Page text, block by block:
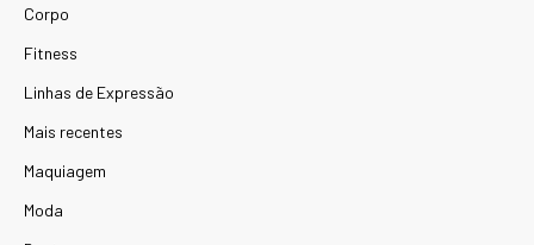
Corpo
Fitness
Linhas de Expressão
Mais recentes
Maquiagem
Moda